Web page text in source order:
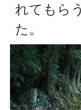
れてもら
た。